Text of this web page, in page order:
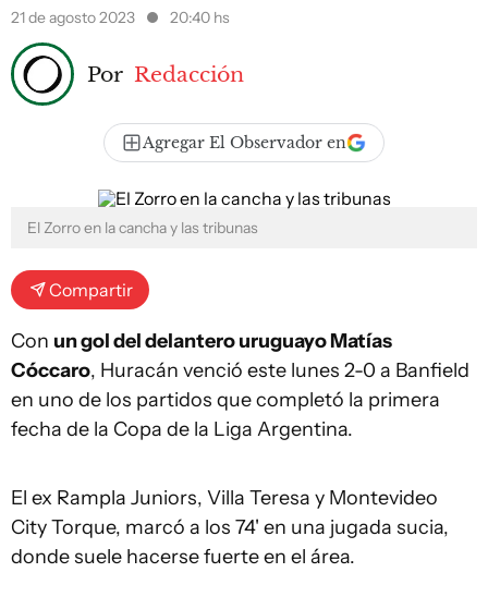
21 de agosto 2023
20:40 hs
Por Redacción
Agregar El Observador en
El Zorro en la cancha y las tribunas
Compartir
Con un gol del delantero uruguayo Matías
Cóccaro, Huracán venció este lunes 2-0 a Banfield
en uno de los partidos que completó la primera
fecha de la Copa de la Liga Argentina.
El ex Rampla Juniors, Villa Teresa y Montevideo
City Torque, marcó a los 74' en una jugada sucia,
donde suele hacerse fuerte en el área.